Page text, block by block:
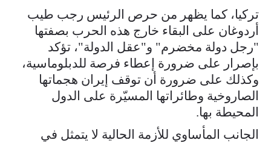
تركيا، كما يظهر من حرص الرئيس رجب طيب
أردوغان على البقاء خارج هذه الحرب بصفتها
"رجل دولة مخضرم" و"عقل الدولة"، تؤكد
بإصرار على ضرورة إعطاء فرصة للدبلوماسية،
وكذلك على ضرورة أن توقف إيران هجماتها
الصاروخية وطائراتها المسيّرة على الدول
المحيطة بها.
الجانب المأساوي للأزمة الحالية لا يتمثل في